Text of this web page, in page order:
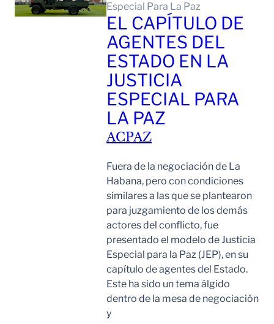
Especial Para La Paz
EL CAPÍTULO DE
AGENTES DEL
ESTADO EN LA
JUSTICIA
ESPECIAL PARA
LA PAZ
ACPAZ
Fuera de la negociación de La
Habana, pero con condiciones
similares a las que se plantearon
para juzgamiento de los demás
actores del conflicto, fue
presentado el modelo de Justicia
Especial para la Paz (JEP), en su
capítulo de agentes del Estado.
Este ha sido un tema álgido
dentro de la mesa de negociación
y